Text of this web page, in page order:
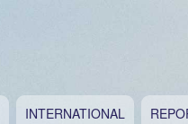
INTERNATIONAL